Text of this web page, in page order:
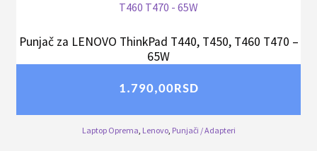
Punjač za LENOVO ThinkPad T440, T450, T460 T470 –
65W
1.790,00RSD
Laptop Oprema Lenovo, Punjači / Adapteri